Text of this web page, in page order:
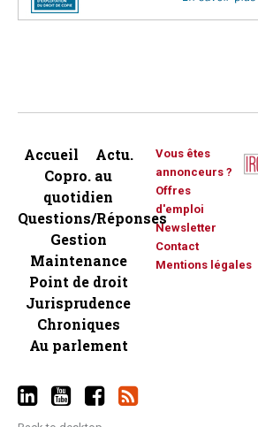
Accueil
Actu.
Copro. au
quotidien
Questions/Réponses
Gestion
Maintenance
Point de droit
Jurisprudence
Chroniques
Au parlement
Vous êtes
annonceurs ?
Offres
d'emploi
Newsletter
Contact
Mentions légales